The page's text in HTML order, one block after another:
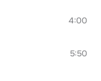
4:00
5:50